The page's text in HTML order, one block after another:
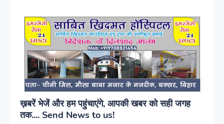
ख़बरें भेजें और हम पहुंचाएंगे, आपकी खबर को सही जगह
तक.... Send News to us!